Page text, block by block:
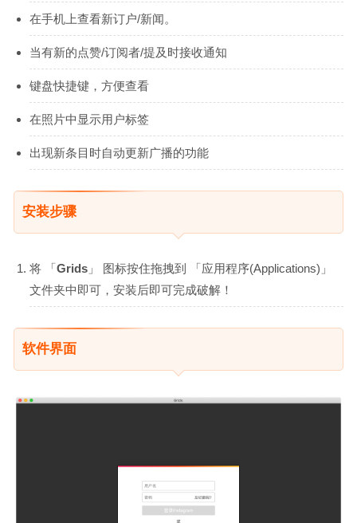
在手机上查看新订户/新闻。
当有新的点赞/订阅者/提及时接收通知
键盘快捷键，方便查看
在照片中显示用户标签
出现新条目时自动更新广播的功能
安装步骤
将 「Grids 」 图标按住拖拽到 「应用程序(Applications)」
文件夹中即可，安装后即可完成破解！
软件界面